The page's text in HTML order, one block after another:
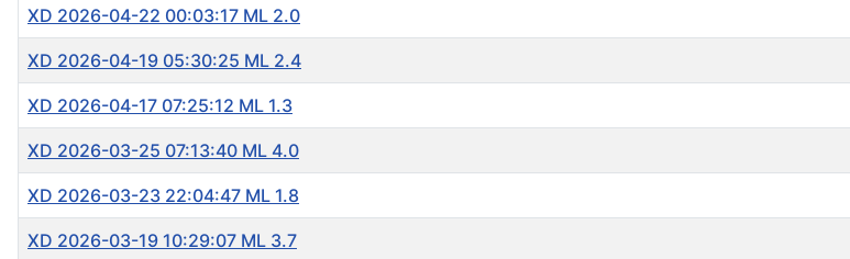
XD 2026-04-22 00:03:17 ML 2.0
XD 2026-04-19 05:30:25 ML 2.4
XD 2026-04-17 07:25:12 ML 1.3
XD 2026-03-25 07:13:40 ML 4.0
XD 2026-03-23 22:04:47 ML 1.8
XD 2026-03-19 10:29:07 ML 3.7